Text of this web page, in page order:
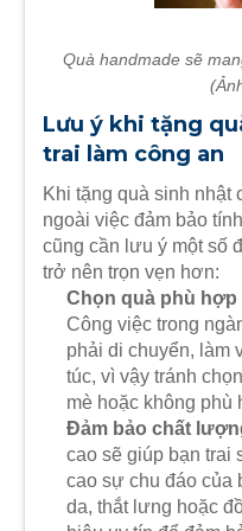
Quà handmade sẽ
(
Lưu ý khi tặng
trai làm công an
Khi tặng quà sinh nhật
ngoài việc đảm bảo
cũng cần lưu ý một số
trở nên trọn vẹn hơn:
Chọn quà phù
Công việc trong
phải di chuyển, làm
túc, vì vậy tránh
mè hoặc không phù
Đảm bảo chất
cao sẽ giúp bạn trai
cao sự chu đáo của
da, thắt lưng hoặc